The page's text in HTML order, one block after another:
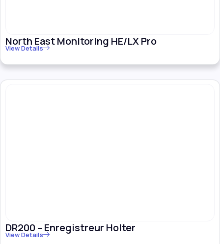
North East Monitoring HE/LX Pro
View Details
DR200 – Enregistreur Holter
View Details